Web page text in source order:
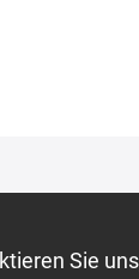
Sie